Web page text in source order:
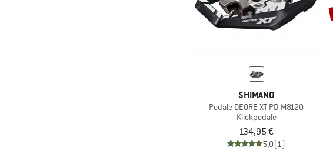
SHIMANO
Pedale DEORE XT PD-M8120
Klickpedale
134,95 €
5,0(1)